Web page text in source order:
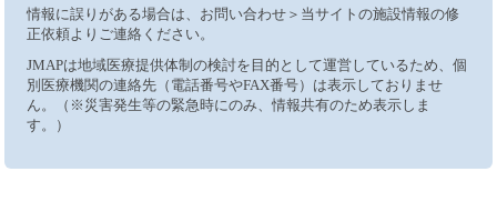
情報に誤りがある場合は、お問い合わせ＞当サイトの施設情報の修
正依頼よりご連絡ください。
JMAPは地域医療提供体制の検討を目的として運営しているため、個
別医療機関の連絡先（電話番号やFAX番号）は表示しておりませ
ん。（※災害発生等の緊急時にのみ、情報共有のため表示しま
す。）